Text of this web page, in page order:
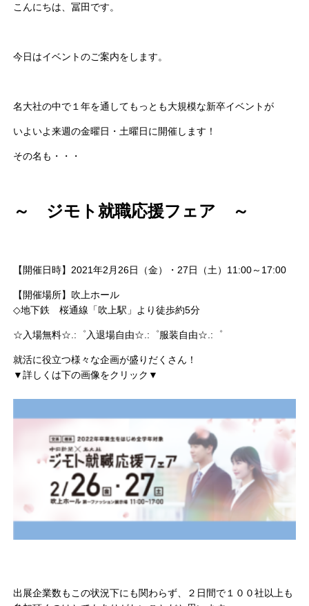
こんにちは、冨田です。
今日はイベントのご案内をします。
名大社の中で１年を通してもっとも大規模な新卒イベントが
いよいよ来週の金曜日・土曜日に開催します！
その名も・・・
～ ジモト就職応援フェア ～
【開催日時】2021年2月26日（金）・27日（土）11:00～17:00
【開催場所】吹上ホール
◇地下鉄 桜通線「吹上駅」より徒歩約5分
☆入場無料☆.:゜入退場自由☆.:゜服装自由☆.:゜
就活に役立つ様々な企画が盛りだくさん！
▼詳しくは下の画像をクリック▼
出展企業数もこの状況下にも関わらず、２日間で１００社以上も